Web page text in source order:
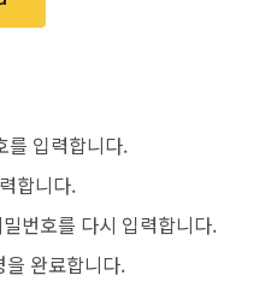
를 입력합니다.
합니다.
번호를 다시 입력합니다.
을 완료합니다.